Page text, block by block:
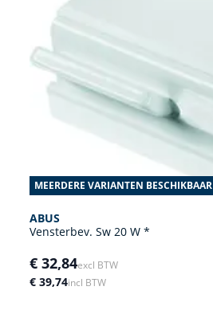
MEERDERE VARIANTEN BESCHIKBAAR
ABUS
Vensterbev. Sw 20 W *
€ 32,84excl BTW
€ 39,74incl BTW